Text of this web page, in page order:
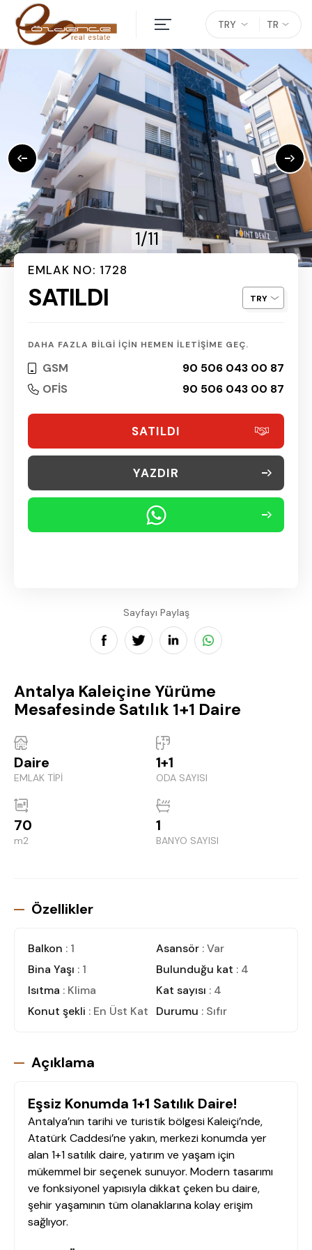
TR
TRY
1/11
EMLAK NO: 1728
SATILDI
DAHA FAZLA BİLGİ İÇİN HEMEN İLETİŞİME GEÇ.
GSM
90 506 043 00 87
OFİS
90 506 043 00 87
SATILDI
YAZDIR
Sayfayı Paylaş
Antalya Kaleiçine Yürüme
Mesafesinde Satılık 1+1 Daire
Daire
EMLAK TİPİ
1+1
ODA SAYISI
70
m2
1
BANYO SAYISI
Özellikler
Balkon : 1 Asansör : Var
Bina Yaşı : 1 Bulunduğu kat : 4
Isıtma : Klima Kat sayısı : 4
Konut şekli : En Üst Kat Durumu : Sıfır
Açıklama
Eşsiz Konumda 1+1 Satılık Daire!
Antalya’nın tarihi ve turistik bölgesi Kaleiçi’nde,
Atatürk Caddesi’ne yakın, merkezi konumda yer
alan 1+1 satılık daire, yatırım ve yaşam için
mükemmel bir seçenek sunuyor. Modern tasarımı
ve fonksiyonel yapısıyla dikkat çeken bu daire,
şehir yaşamının tüm olanaklarına kolay erişim
sağlıyor.